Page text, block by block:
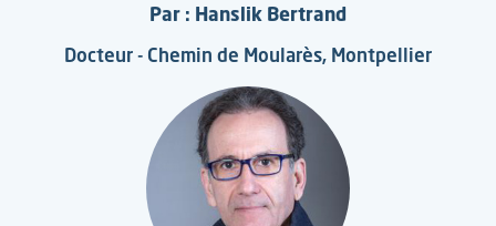
Par : Hanslik Bertrand
Docteur - Chemin de Moularès, Montpellier